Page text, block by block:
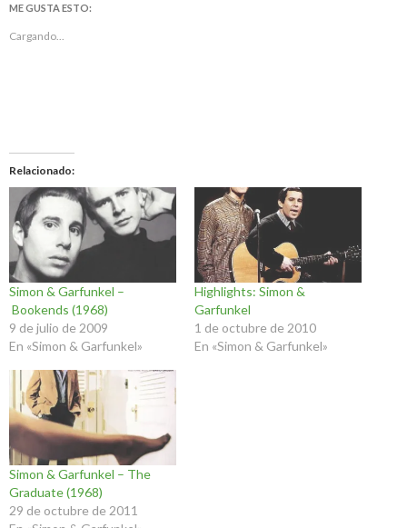
ME GUSTA ESTO:
Cargando...
Relacionado
Simon & Garfunkel –
Bookends (1968)
9 de julio de 2009
En «Simon & Garfunkel»
Highlights: Simon &
Garfunkel
1 de octubre de 2010
En «Simon & Garfunkel»
Simon & Garfunkel – The
Graduate (1968)
29 de octubre de 2011